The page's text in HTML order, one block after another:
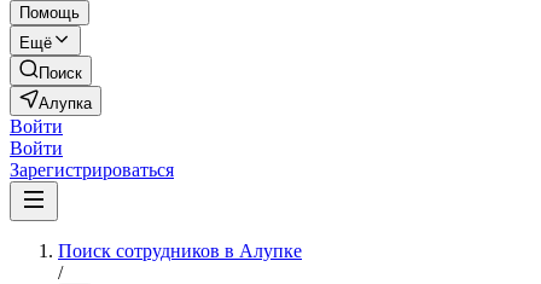
Помощь
Ещё
Поиск
Алупка
Войти
Войти
Зарегистрироваться
Поиск сотрудников в Алупке
/